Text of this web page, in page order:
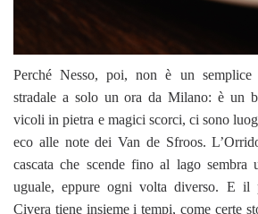
Perché Nesso, poi, non è un
stradale a solo un ora da Milano: è un
vicoli in pietra e magici scorci, ci sono
eco alle note dei Van de Sfroos.
cascata che scende fino al lago sembra
uguale, eppure ogni volta diverso. E il
Civera tiene insieme i tempi, come certe